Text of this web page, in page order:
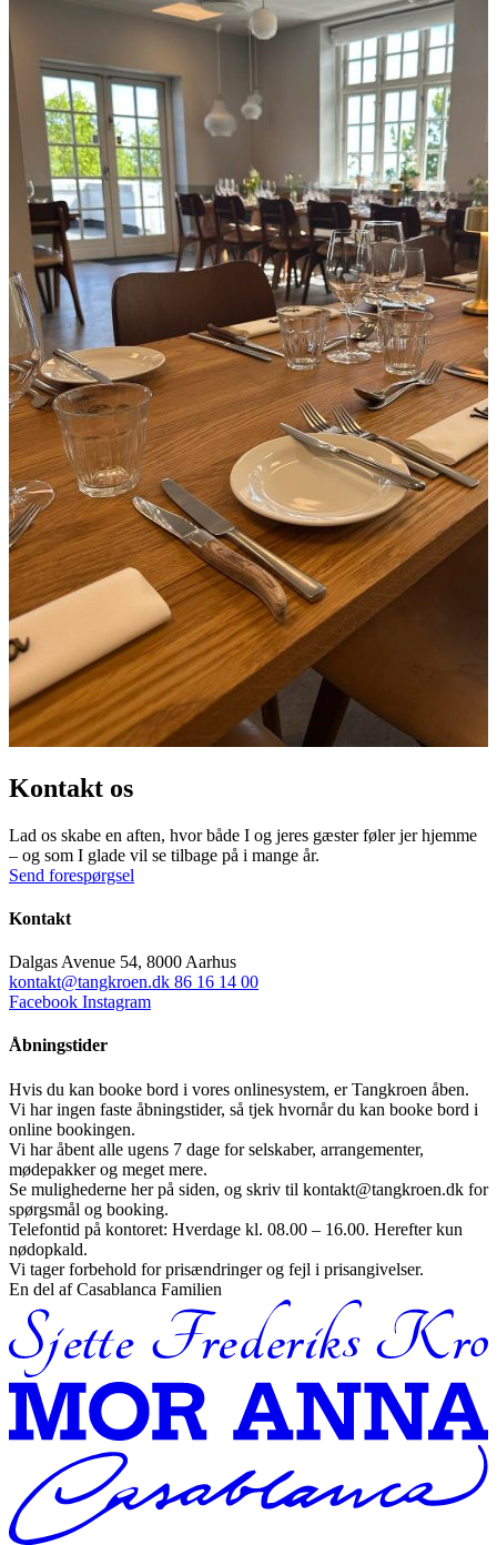
Kontakt os
Lad os skabe en aften, hvor både I og jeres gæster føler jer hjemme
– og som I glade vil se tilbage på i mange år.
Send forespørgsel
Kontakt
Dalgas Avenue 54, 8000 Aarhus
kontakt@tangkroen.dk 86 16 14 00
Facebook Instagram
Åbningstider
Hvis du kan booke bord i vores onlinesystem, er Tangkroen åben.
Vi har ingen faste åbningstider, så tjek hvornår du kan booke bord i
online bookingen.
Vi har åbent alle ugens 7 dage for selskaber, arrangementer,
mødepakker og meget mere.
Se mulighederne her på siden, og skriv til kontakt@tangkroen.dk for
spørgsmål og booking.
Telefontid på kontoret: Hverdage kl. 08.00 – 16.00. Herefter kun
nødopkald.
Vi tager forbehold for prisændringer og fejl i prisangivelser.
En del af Casablanca Familien